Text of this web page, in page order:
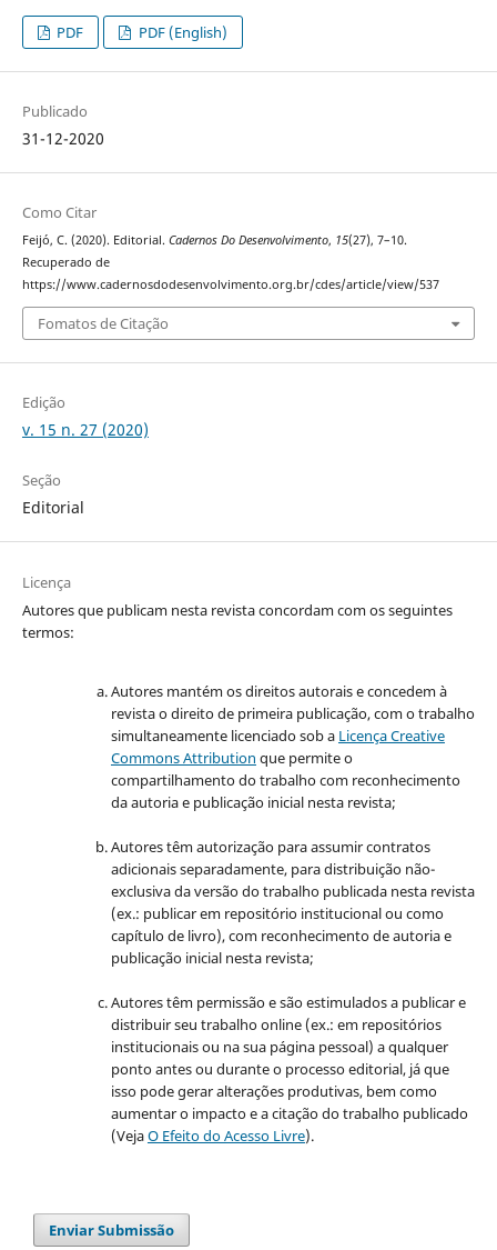
PDF PDF (English)
Publicado
31-12-2020
Como Citar
Feijó, C. (2020). Editorial. Cadernos Do Desenvolvimento, 15(27), 7–10.
Recuperado de
https://www.cadernosdodesenvolvimento.org.br/cdes/article/view/537
Fomatos de Citação
Edição
v. 15 n. 27 (2020)
Seção
Editorial
Licença
Autores que publicam nesta revista concordam com os seguintes
termos:
Autores mantém os direitos autorais e concedem à
revista o direito de primeira publicação, com o trabalho
simultaneamente licenciado sob a Licença Creative
Commons Attribution que permite o
compartilhamento do trabalho com reconhecimento
da autoria e publicação inicial nesta revista;
Autores têm autorização para assumir contratos
adicionais separadamente, para distribuição não-
exclusiva da versão do trabalho publicada nesta revista
(ex.: publicar em repositório institucional ou como
capítulo de livro), com reconhecimento de autoria e
publicação inicial nesta revista;
Autores têm permissão e são estimulados a publicar e
distribuir seu trabalho online (ex.: em repositórios
institucionais ou na sua página pessoal) a qualquer
ponto antes ou durante o processo editorial, já que
isso pode gerar alterações produtivas, bem como
aumentar o impacto e a citação do trabalho publicado
(VejaO Efeito do Acesso Livre).
Enviar Submissão